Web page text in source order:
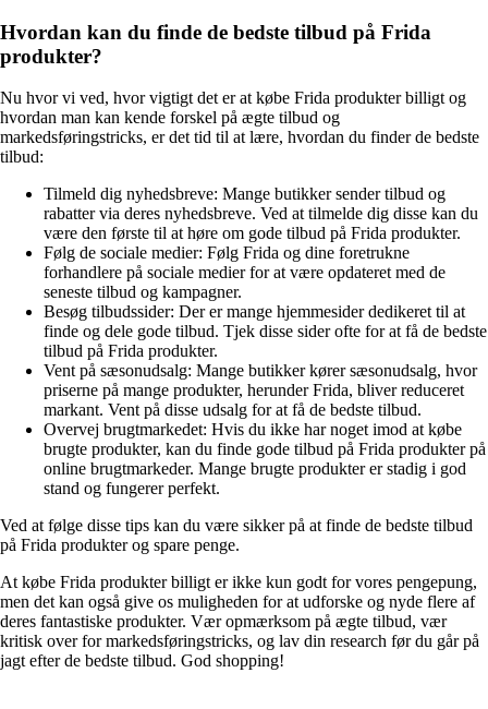
Hvordan kan du finde de bedste tilbud på Frida
produkter?
Nu hvor vi ved, hvor vigtigt det er at købe Frida produkter billigt og
hvordan man kan kende forskel på ægte tilbud og
markedsføringstricks, er det tid til at lære, hvordan du finder de bedste
tilbud:
Tilmeld dig nyhedsbreve: Mange butikker sender tilbud og
rabatter via deres nyhedsbreve. Ved at tilmelde dig disse kan du
være den første til at høre om gode tilbud på Frida produkter.
Følg de sociale medier: Følg Frida og dine foretrukne
forhandlere på sociale medier for at være opdateret med de
seneste tilbud og kampagner.
Besøg tilbudssider: Der er mange hjemmesider dedikeret til at
finde og dele gode tilbud. Tjek disse sider ofte for at få de bedste
tilbud på Frida produkter.
Vent på sæsonudsalg: Mange butikker kører sæsonudsalg, hvor
priserne på mange produkter, herunder Frida, bliver reduceret
markant. Vent på disse udsalg for at få de bedste tilbud.
Overvej brugtmarkedet: Hvis du ikke har noget imod at købe
brugte produkter, kan du finde gode tilbud på Frida produkter på
online brugtmarkeder. Mange brugte produkter er stadig i god
stand og fungerer perfekt.
Ved at følge disse tips kan du være sikker på at finde de bedste tilbud
på Frida produkter og spare penge.
At købe Frida produkter billigt er ikke kun godt for vores pengepung,
men det kan også give os muligheden for at udforske og nyde flere af
deres fantastiske produkter. Vær opmærksom på ægte tilbud, vær
kritisk over for markedsføringstricks, og lav din research før du går på
jagt efter de bedste tilbud. God shopping!